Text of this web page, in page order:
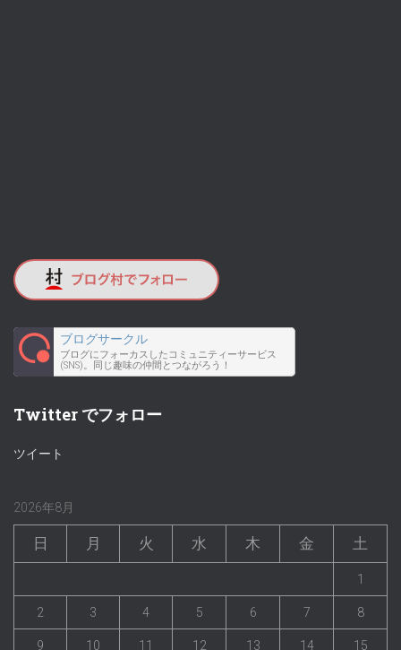
ブログサークル
ブログにフォーカスしたコミュニティーサービス
(SNS)。同じ趣味の仲間とつながろう！
Twitter でフォロー
ツイート
2026年8月
日 月 火 水 木 金 土
1
2 3 4 5 6 7 8
9 10 11 12 13 14 15